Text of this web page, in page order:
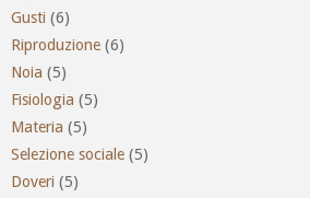
Gusti (6)
Riproduzione (6)
Noia (5)
Fisiologia (5)
Materia (5)
Selezione sociale (5)
Doveri (5)